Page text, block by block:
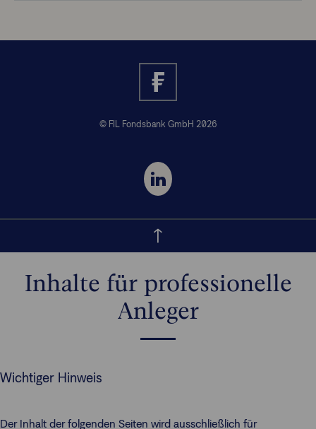
© FIL Fondsbank GmbH 2026
Inhalte für professionelle
Anleger
Wichtiger Hinweis
Der Inhalt der folgenden Seiten wird ausschließlich für